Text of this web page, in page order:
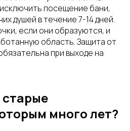
посещение бани,
душей в течение 7-14 дней.
если они образуются, и
область. Защита от
при выходе на
много лет?